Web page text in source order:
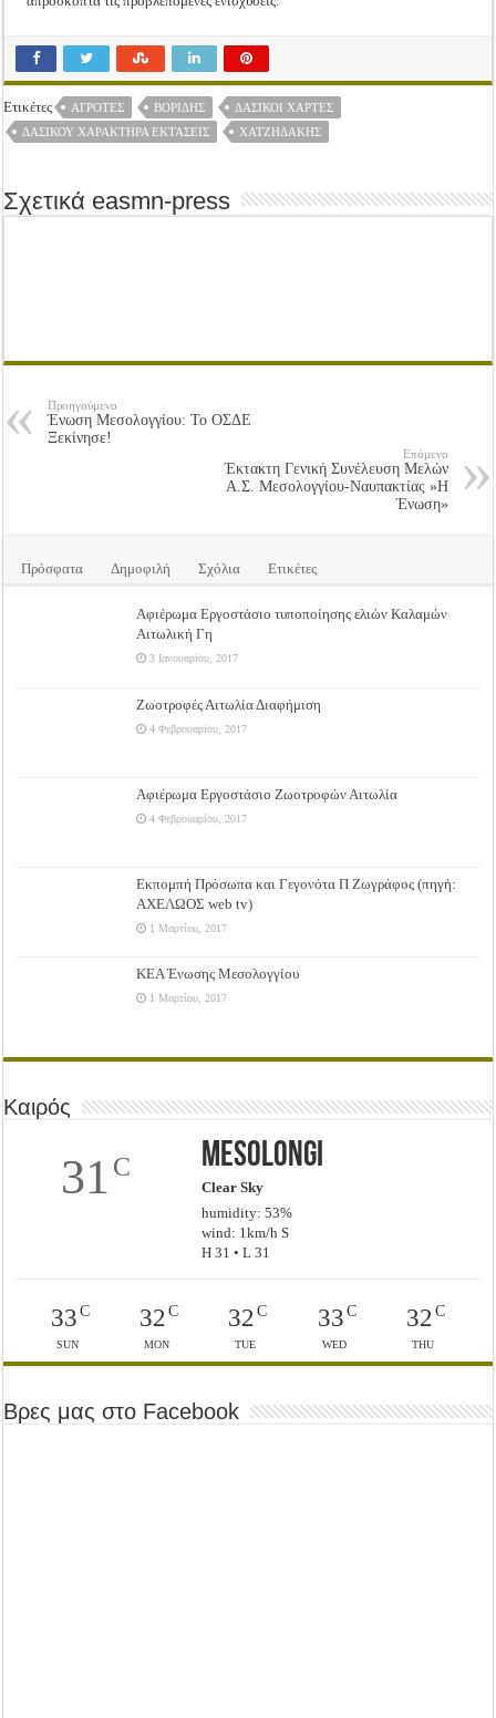
Ετικέτες ΑΓΡΌΤΕΣ ΒΟΡΊΔΗΣ
ΔΑΣΙΚΟΊ ΧΆΡΤΕΣ
ΔΑΣΙΚΟΎ ΧΑΡΑΚΤΉΡΑ ΕΚΤΆΣΕΙΣ
ΧΑΤΖΗΔΆΚΗΣ
Σχετικά easmn-press
Προηγούμενο
Ένωση Μεσολογγίου: Το ΟΣΔΕ
Ξεκίνησε!
Επόμενο
Έκτακτη Γενική Συνέλευση Μελών
Α.Σ. Μεσολογγίου-Ναυπακτίας »Η
Ένωση»
Πρόσφατα Δημοφιλή Σχόλια Ετικέτες
Αφιέρωμα Εργοστάσιο τυποποίησης ελιών Καλαμών
Αιτωλική Γη
3 Ιανουαρίου, 2017
Ζωοτροφές Αιτωλία Διαφήμιση
4 Φεβρουαρίου, 2017
Αφιέρωμα Εργοστάσιο Ζωοτροφών Αιτωλία
4 Φεβρουαρίου, 2017
Εκπομπή Πρόσωπα και Γεγονότα Π Ζωγράφος (πηγή:
ΑΧΕΛΩΟΣ web tv)
1 Μαρτίου, 2017
ΚΕΑ Ένωσης Μεσολογγίου
1 Μαρτίου, 2017
Καιρός
31 C Mesolongi
Clear Sky
humidity: 53%
wind: 1km/h S
H 31 • L 31
33C
SUN
32C
MON
32 C
TUE
33C
WED
32C
THU
Βρες μας στο Facebook